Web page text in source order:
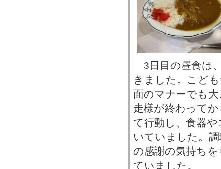
3日目の昼食は
きました。こど
面のマナーでも
走様が終わって
て行動し、食器
いていました。
の感謝の気持ち
ていました。